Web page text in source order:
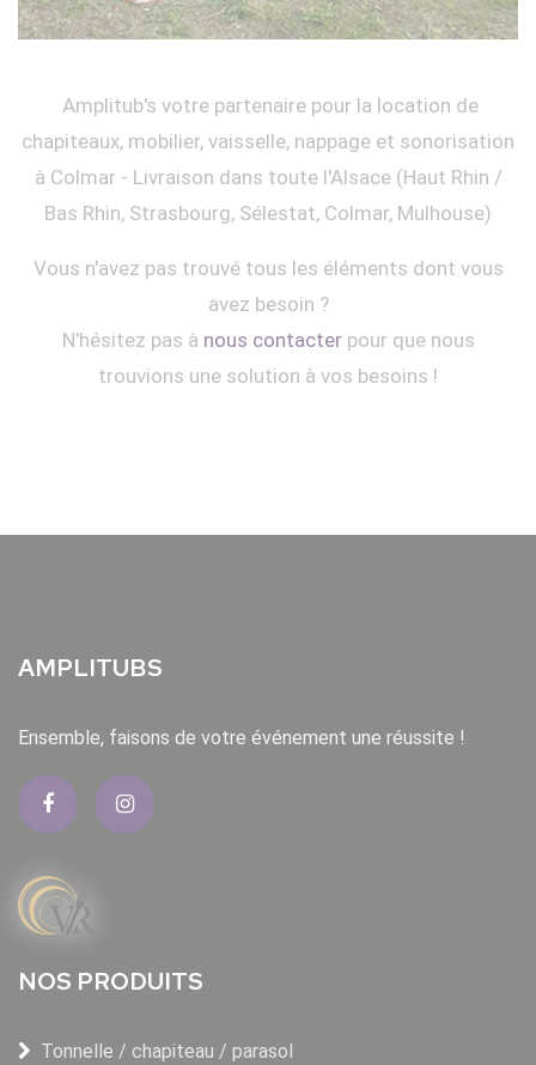
Amplitub's votre partenaire pour la location de
chapiteaux, mobilier, vaisselle, nappage et sonorisation
à Colmar - Livraison dans toute l'Alsace (Haut Rhin /
Bas Rhin, Strasbourg, Sélestat, Colmar, Mulhouse)
Vous n'avez pas trouvé tous les éléments dont vous
avez besoin ?
N'hésitez pas à nous contacterpour que nous
trouvions une solution à vos besoins !
AMPLITUBS
Ensemble, faisons de votre événement une réussite !
NOS PRODUITS
Tonnelle / chapiteau / parasol